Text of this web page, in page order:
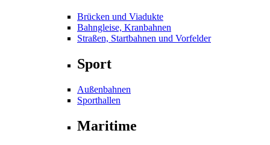
Brücken und Viadukte
Bahngleise, Kranbahnen
Straßen, Startbahnen und Vorfelder
Sport
Außenbahnen
Sporthallen
Maritime